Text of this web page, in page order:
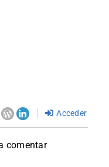
Acceder
comentar